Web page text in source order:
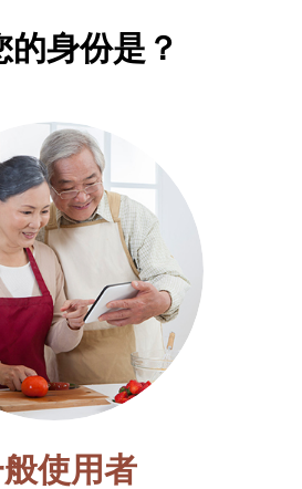
的身份是？
使用者